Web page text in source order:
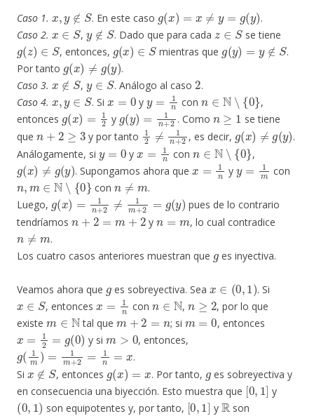
Caso 1. . En este caso
( )
.
Caso 2.
x∈ S
,
y∉S
. Dado que para cada
z∈
se tiene
g(z)∈S
, entonces,
g (x)∈S
mientras que
g( y) =y ∉S
.
Por tanto
g(x)≠g(y)
.
Caso 3.
x∉S
,
y ∈S
. Análogo al caso
.
Caso 4.
x y∈S
. Si
x= 0
y
y= 1n
con
n ∖ 0}
,
entonces
g(x) =1 2
y
(y)= 1 + 2
. Como
n ≥1
se tiene
que
n+2≥3
y por tanto
1 ≠1n+2
, es decir,
g(x) ≠g(y)
.
Análogamente, si
y= 0
y
x = 1n
con
n∈N∖{ 0}
,
g(x)≠g(y)
. Supongamos ahora que
x=1 n
y
y=1 m
con
n,m ∈ N∖{0}
con
n≠m
.
Luego,
g( ) =1n +2≠ 1m +2=
pues de lo contrario
tendríamos
2=m +
y
=m
, lo cual contradice
n≠m
.
Los cuatro casos anteriores muestran que
es inyectiva.
Veamos ahora que es sobreyectiva. Sea
0,
. Si
x∈S
, entonces
x =1n
con
n∈N
,
n≥2
, por lo que
existe
m∈N
tal que
m +2=n
; si
m =0
, entonces
x=12=g 0 )
y si
m>0
, entonces,
g( 1 m) m+2 = 1n= x
.
Si
x∉
, entonces
g ( )=x
. Por tanto,
es sobreyectiva y
en consecuencia una biyección. Esto muestra que
[0,1]
y
(0 1)
son equipotentes y, por tanto,
[0,1]
y
R
son